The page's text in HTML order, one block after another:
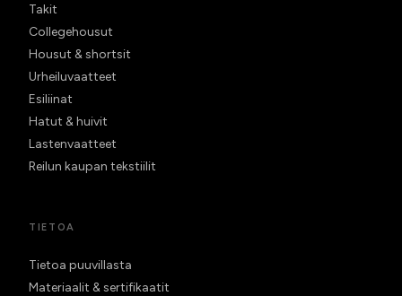
Takit
Collegehousut
Housut & shortsit
Urheiluvaatteet
Esiliinat
Hatut & huivit
Lastenvaatteet
Reilun kaupan tekstiilit
TIETOA
Tietoa puuvillasta
Materiaalit & sertifikaatit